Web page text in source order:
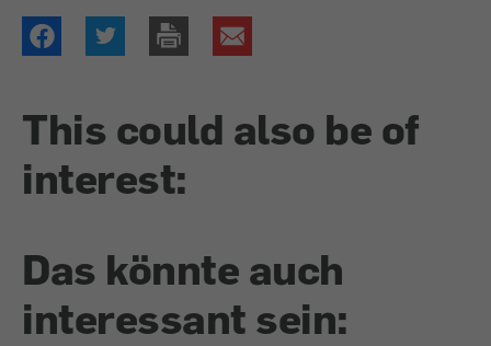
This could also be of
interest:
Das könnte auch
interessant sein: